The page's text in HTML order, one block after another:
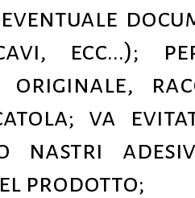
ecc...);
originale,
va
nastri
prodotto;